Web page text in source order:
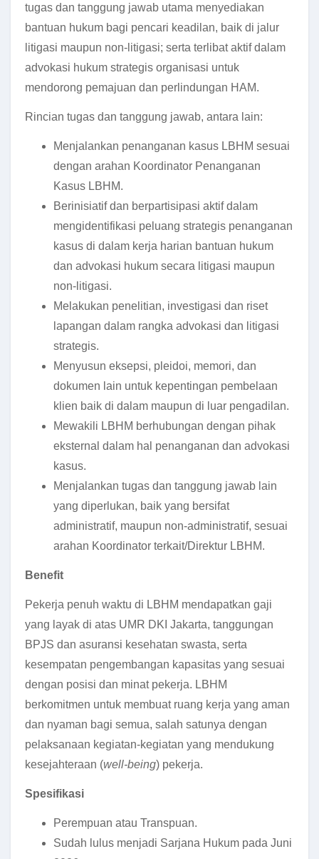
tugas dan tanggung jawab utama menyediakan
bantuan hukum bagi pencari keadilan, baik di jalur
litigasi maupun non-litigasi; serta terlibat aktif dalam
advokasi hukum strategis organisasi untuk
mendorong pemajuan dan perlindungan HAM.
Rincian tugas dan tanggung jawab, antara lain:
Menjalankan penanganan kasus LBHM sesuai
dengan arahan Koordinator Penanganan
Kasus LBHM.
Berinisiatif dan berpartisipasi aktif dalam
mengidentifikasi peluang strategis penanganan
kasus di dalam kerja harian bantuan hukum
dan advokasi hukum secara litigasi maupun
non-litigasi.
Melakukan penelitian, investigasi dan riset
lapangan dalam rangka advokasi dan litigasi
strategis.
Menyusun eksepsi, pleidoi, memori, dan
dokumen lain untuk kepentingan pembelaan
klien baik di dalam maupun di luar pengadilan.
Mewakili LBHM berhubungan dengan pihak
eksternal dalam hal penanganan dan advokasi
kasus.
Menjalankan tugas dan tanggung jawab lain
yang diperlukan, baik yang bersifat
administratif, maupun non-administratif, sesuai
arahan Koordinator terkait/Direktur LBHM.
Benefit
Pekerja penuh waktu di LBHM mendapatkan gaji
yang layak di atas UMR DKI Jakarta, tanggungan
BPJS dan asuransi kesehatan swasta, serta
kesempatan pengembangan kapasitas yang sesuai
dengan posisi dan minat pekerja. LBHM
berkomitmen untuk membuat ruang kerja yang aman
dan nyaman bagi semua, salah satunya dengan
pelaksanaan kegiatan-kegiatan yang mendukung
kesejahteraan (well-being) pekerja.
Spesifikasi
Perempuan atau Transpuan.
Sudah lulus menjadi Sarjana Hukum pada Juni